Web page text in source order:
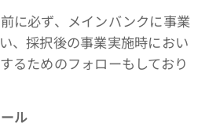
に必ず、メインバンクに事業
、採択後の事業実施時におい
るためのフォローもしており
ル